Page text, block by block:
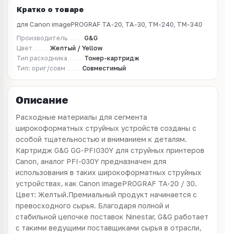
Кратко о товаре
для Canon imagePROGRAF TA-20, TA-30, TM-240, TM-340
Производитель
G&G
Цвет
Желтый / Yellow
Тип расходника
Тонер-картридж
Тип: ориг/совм
Совместимый
Описание
Расходные материалы для сегмента
широкоформатных струйных устройств созданы с
особой тщательностью и вниманием к деталям.
Картридж G&G GG-PFI030Y для струйных принтеров
Canon, аналог PFI-030Y предназначен для
использования в таких широкоформатных струйных
устройствах, как Canon imagePROGRAF TA-20 / 30.
Цвет: Желтый.Премиальный продукт начинается с
превосходного сырья. Благодаря полной и
стабильной цепочке поставок Ninestar, G&G работает
с такими ведущими поставщиками сырья в отрасли,